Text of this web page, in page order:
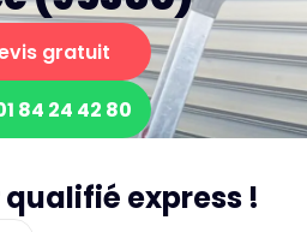
gratuit
84 24 42 80
express !